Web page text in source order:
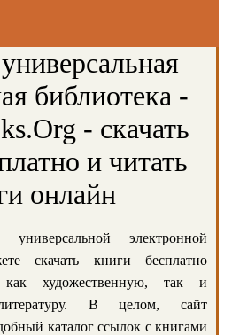
библиотека -
- скачать
и читать
онлайн
электронной
скачать книги бесплатно
художественную, так и
литературу. В целом, сайт
каталог ссылок с книгами